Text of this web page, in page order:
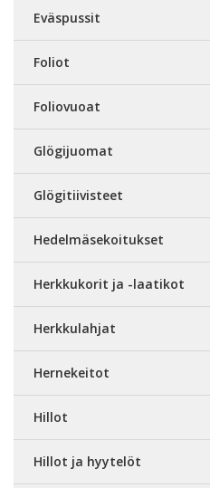
Eväspussit
Foliot
Foliovuoat
Glögijuomat
Glögitiivisteet
Hedelmäsekoitukset
Herkkukorit ja -laatikot
Herkkulahjat
Hernekeitot
Hillot
Hillot ja hyytelöt